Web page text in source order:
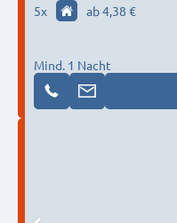
5x ab 4,38 €
Mind. 1 Nacht